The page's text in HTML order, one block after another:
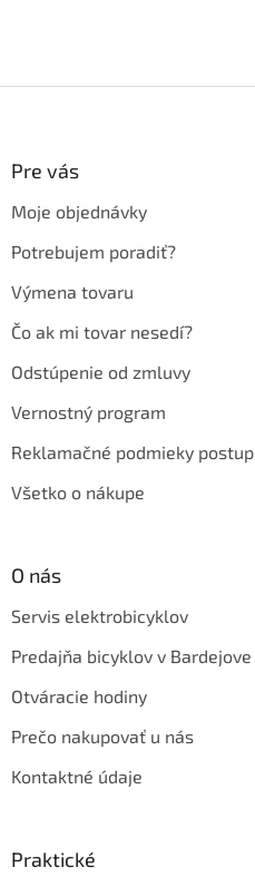
Pre vás
Moje objednávky
Potrebujem poradiť?
Výmena tovaru
Čo ak mi tovar nesedí?
Odstúpenie od zmluvy
Vernostný program
Reklamačné podmieky postup
Všetko o nákupe
O nás
Servis elektrobicyklov
Predajňa bicyklov v Bardejove
Otváracie hodiny
Prečo nakupovať u nás
Kontaktné údaje
Praktické